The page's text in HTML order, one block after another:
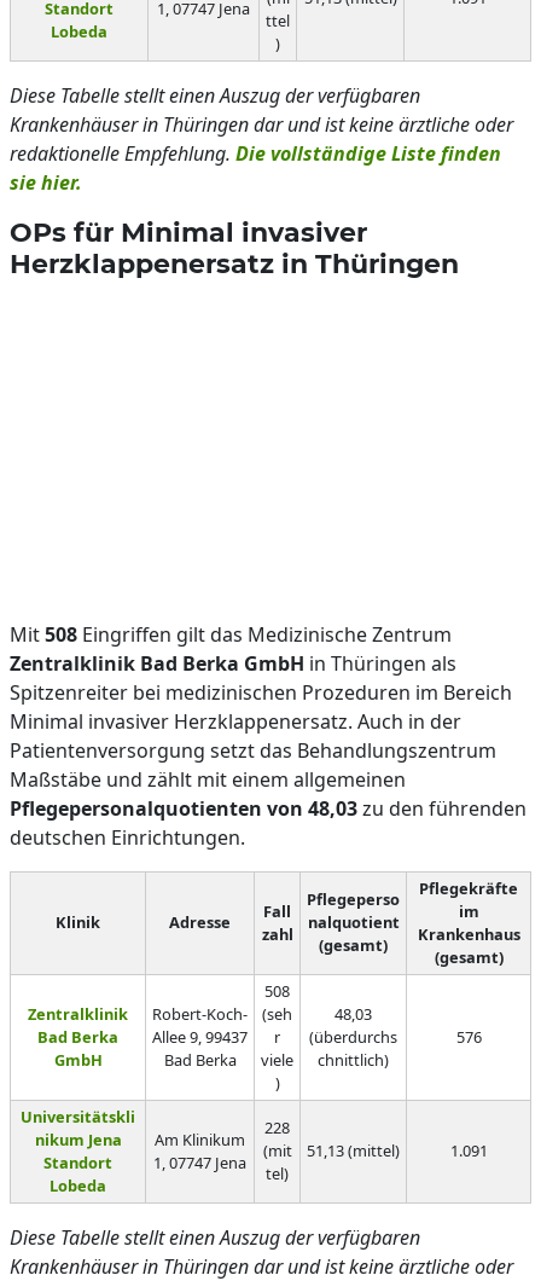
Standort
Lobeda
1, 07747 Jena
ttel
)
Diese Tabelle stellt einen Auszug der verfügbaren
Krankenhäuser in Thüringen dar und ist keine ärztliche oder
redaktionelle Empfehlung. Die vollständige Liste finden
sie hier.
OPs für Minimal invasiver
Herzklappenersatz in Thüringen
Mit508 Eingriffen gilt das Medizinische Zentrum
Zentralklinik Bad Berka GmbH in Thüringen als
Spitzenreiter bei medizinischen Prozeduren im Bereich
Minimal invasiver Herzklappenersatz. Auch in der
Patientenversorgung setzt das Behandlungszentrum
Maßstäbe und zählt mit einem allgemeinen
Pflegepersonalquotienten von 48,03zu den führenden
deutschen Einrichtungen.
Klinik Adresse
Fall
zahl
Pflegeperso
nalquotient
(gesamt)
Pflegekräfte
im
Krankenhaus
(gesamt)
Zentralklinik
Bad Berka
GmbH
Robert-Koch-
Allee 9, 99437
Bad Berka
508
(seh
r
viele
)
48,03
(überdurchs
chnittlich)
576
Universitätskli
nikum Jena
Standort
Lobeda
Am Klinikum
1, 07747 Jena
228
(mit
tel)
51,13 (mittel) 1.091
Diese Tabelle stellt einen Auszug der verfügbaren
Krankenhäuser in Thüringen dar und ist keine ärztliche oder